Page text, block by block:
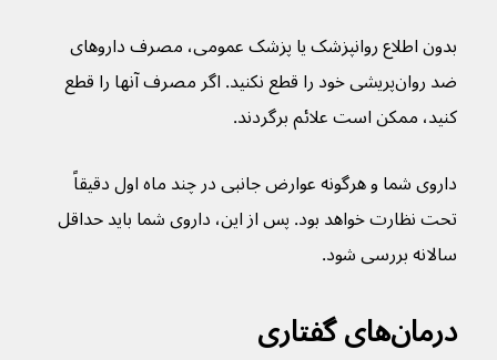
بدون اطلاع روانپزشک یا پزشک عمومی، مصرف داروهای
ضد روان‌پریشی خود را قطع نکنید. اگر مصرف آنها را قطع
کنید، ممکن است علائم برگردند.
داروی شما و هرگونه عوارض جانبی در چند ماه اول دقیقاً
تحت نظارت خواهد بود. پس از این، داروی شما باید حداقل
سالانه بررسی شود.
درمان‌های گفتاری